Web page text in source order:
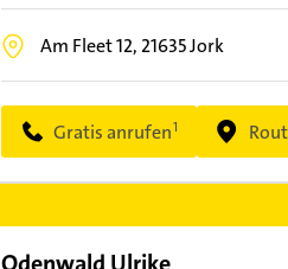
Am Fleet 12, 21635Jork
Gratis anrufen